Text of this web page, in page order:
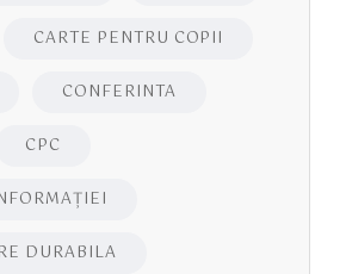
CARTE PENTRU COPII
CONFERINTA
CPC
DURABILA